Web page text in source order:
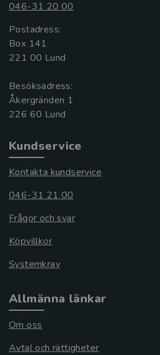
046-31 20 00
Postadress:
Box 141
221 00 Lund
Besöksadress:
Åkergränden 1
Kundservice
Kontakta kundservice
046-31 21 00
Frågor och svar
Köpvillkor
Systemkrav
Allmänna länkar
Om oss
Avtal och rättigheter